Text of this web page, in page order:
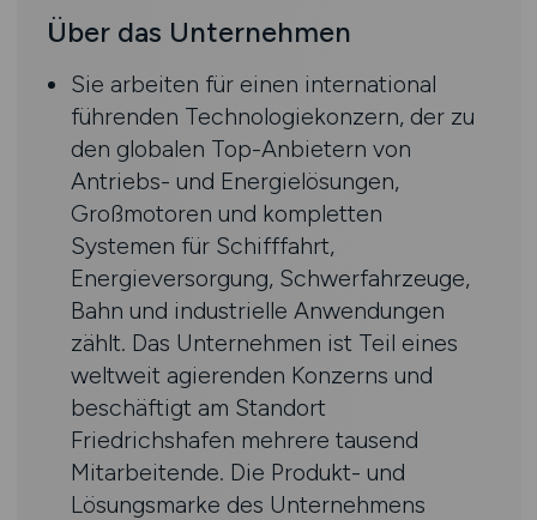
Über das Unternehmen
Sie arbeiten für einen international
führenden Technologiekonzern, der zu
den globalen Top-Anbietern von
Antriebs- und Energielösungen,
Großmotoren und kompletten
Systemen für Schifffahrt,
Energieversorgung, Schwerfahrzeuge,
Bahn und industrielle Anwendungen
zählt. Das Unternehmen ist Teil eines
weltweit agierenden Konzerns und
beschäftigt am Standort
Friedrichshafen mehrere tausend
Mitarbeitende. Die Produkt- und
Lösungsmarke des Unternehmens